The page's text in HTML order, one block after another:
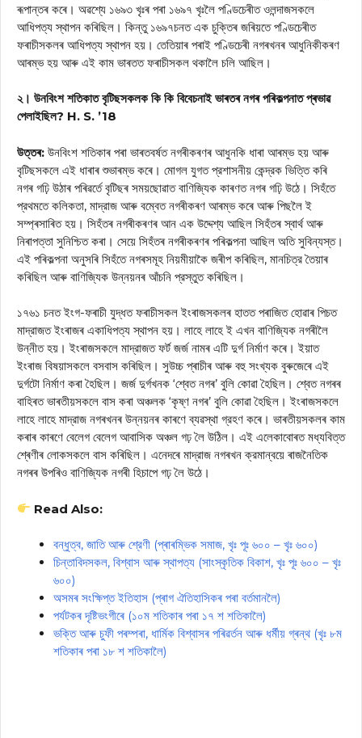
ৰূপান্তৰ কৰে। অৱশ্যে ১৬৯৩ খৃঃৰ পৰা ১৬৯৭ খৃঃলৈ পণ্ডিচেৰীত ওলন্দাজসকলে
আধিপত্য স্থাপন কৰিছিল। কিন্তু ১৬৯৭চনত এক চুক্তিৰ জৰিয়তে পণ্ডিচেৰীত
ফৰাচীসকলৰ আধিপত্য স্থাপন হয়। তেতিয়াৰ পৰাই পণ্ডিচেৰী নগৰখনৰ আধুনিকীকৰণ
আৰম্ভ হয় আৰু এই কাম ভাৰতত ফৰাচীসকল থকালৈ চলি আছিল।
২। উনবিংশ শতিকাত বৃটিছসকলক কি কি বিবেচনাই ভাৰতৰ নগৰ পৰিকল্পনাত প্ৰভাৱ
পেলাইছিল? H. S. ’18
উত্তৰ: উনবিংশ শতিকাৰ পৰা ভাৰতবৰ্ষত নগৰীকৰণৰ আধুনকি ধাৰা আৰম্ভ হয় আৰু
বৃটিছসকলে এই ধাৰাৰ শুভাৰম্ভ কৰে। মোগল যুগত প্রশাসনীয় কেন্দ্রক ভিত্তি কৰি
নগৰ গঢ়ি উঠাৰ পৰিৱৰ্তে বৃটিছৰ সময়ছোৱাত বাণিজ্যিক কাৰণত নগৰ গঢ়ি উঠে। সিহঁতে
প্রথমতে কলিকতা, মাদ্রাজ আৰু বম্বেত নগৰীকৰণ আৰম্ভ কৰে আৰু পিছলৈ ই
সম্প্ৰসাৰিত হয়। সিহঁতৰ নগৰীকৰণৰ আন এক উদ্দেশ্য আছিল সিহঁতৰ স্বার্থ আৰু
নিৰাপত্তা সুনিশ্চিত কৰা। সেয়ে সিহঁতৰ নগৰীকৰণৰ পৰিকল্পনা আছিল অতি সুবিন্যস্ত।
এই পৰিকল্পনা অনুসৰি সিহঁতে নগৰসমূহ নিয়মীয়াকৈ জৰীপ কৰিছিল, মানচিত্র তৈয়াৰ
কৰিছিল আৰু বাণিজ্যিক উন্নয়নৰ আঁচনি প্রস্তুত কৰিছিল।
১৭৬১ চনত ইংগ-ফৰাচী যুদ্ধত ফৰাচীসকল ইংৰাজসকলৰ হাতত পৰাজিত হোৱাৰ পিচত
মাদ্রাজত ইংৰাজৰ একাধিপত্য স্থাপন হয়। লাহে লাহে ই এখন বাণিজ্যিক নগৰীলৈ
উন্নীত হয়। ইংৰাজসকলে মাদ্রাজত ফর্ট জর্জ নামৰ এটি দুর্গ নির্মাণ কৰে। ইয়াত
ইংৰাজ বিষয়াসকলে বসবাস কৰিছিল। সুউচ্চ প্ৰাচীৰ আৰু বহু সংখ্যক বুৰুজেৰে এই
দুর্গটো নিৰ্মাণ কৰা হৈছিল। জর্জ দুর্গখনক ‘শ্বেত নগৰ’ বুলি কোৱা হৈছিল। শ্বেত নগৰৰ
বাহিৰত ভাৰতীয়সকলে বাস কৰা অঞ্চলক ‘কৃষ্ণ নগৰ’ বুলি কোৱা হৈছিল। ইংৰাজসকলে
লাহে লাহে মাদ্রাজ নগৰখনৰ উন্নয়নৰ কাৰণে ব্যৱস্থা গ্রহণ কৰে। ভাৰতীয়সকলৰ কাম
কৰাৰ কাৰণে বেলেগ বেলেগ আবাসিক অঞ্চল গঢ় লৈ উঠিল। এই এলেকাবোৰত মধ্যবিত্ত
শ্ৰেণীৰ লোকসকলে বাস কৰিছিল। এনেদৰে মাদ্রাজ নগৰখন ক্রমান্বয়ে ৰাজনৈতিক
নগৰৰ উপৰিও বাণিজ্যিক নগৰী হিচাপে গঢ় লৈ উঠে।
Read Also:
বন্ধুত্ব, জাতি আৰু শ্রেণী (প্ৰাৰম্ভিক সমাজ, খৃঃ পূঃ ৬০০ – খৃঃ ৬০০)
চিন্তাবিদসকল, বিশ্বাস আৰু স্থাপত্য (সাংস্কৃতিক বিকাশ, খৃঃ পূঃ ৬০০ – খৃঃ
৬০০)
অসমৰ সংক্ষিপ্ত ইতিহাস (প্ৰাগ ঐতিহাসিকৰ পৰা বৰ্তমানলৈ)
পৰ্যটকৰ দৃষ্টিভংগীৰে (১০ম শতিকাৰ পৰা ১৭ শ শতিকালৈ)
ভক্তি আৰু চুফী পৰম্পৰা, ধাৰ্মিক বিশ্বাসৰ পৰিৱৰ্তন আৰু ধর্মীয় গ্ৰন্থ (খৃঃ ৮ম
শতিকাৰ পৰা ১৮ শ শতিকালৈ)